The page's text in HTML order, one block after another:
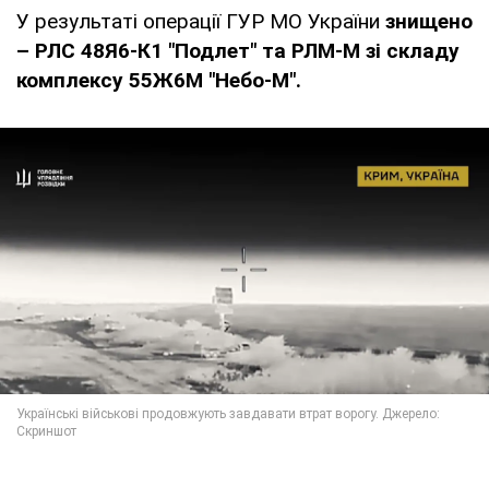
У результаті операції ГУР МО України знищено
– РЛС 48Я6-К1 "Подлет" та РЛМ-М зі складу
комплексу 55Ж6М "Небо-М".